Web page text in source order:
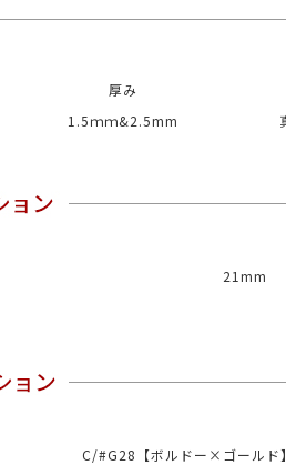
厚み
1.5ｍｍ&2.5mm
21mm
C/#G28【ボルドー×ゴールド】